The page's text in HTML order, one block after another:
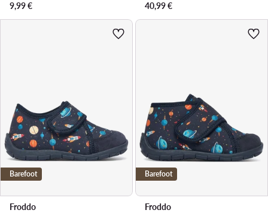
9,99€
40,99€
Barefoot
Froddo
Barefoot
Froddo